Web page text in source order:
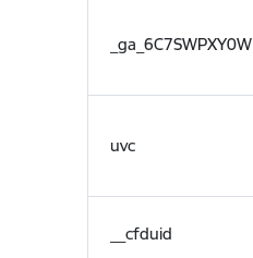
_ga_6C7SWPXY0W
uvc
__cfduid